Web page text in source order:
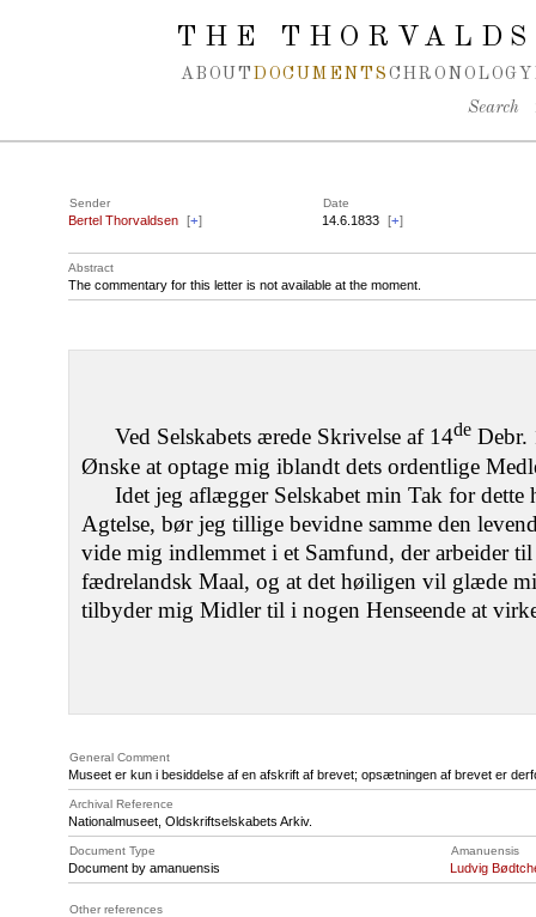
Spring navigation over
THE
ABOUT DOCUMENTS CHRONOLOGY
Search
Sender Date
Bertel Thorvaldsen [+] 14.6.1833 [+]
Abstract
The commentary for this letter is not available at the moment.
Ved Selskabets ærede Skrivelse af 14de Debr.
Ønske at optage mig iblandt dets ordentlige
Idet jeg aflægger Selskabet min Tak for dette
Agtelse, bør jeg tillige bevidne samme den
vide mig indlemmet i et Samfund, der arbeider
fædrelandsk Maal, og at det høiligen vil glæde
tilbyder mig Midler til i nogen Henseende at
General Comment
Museet er kun i besiddelse af en afskrift af brevet; opsætningen af brevet er
Archival Reference
Nationalmuseet, Oldskriftselskabets Arkiv.
Document Type Amanuensis
Document by amanuensis Ludvig
Other references